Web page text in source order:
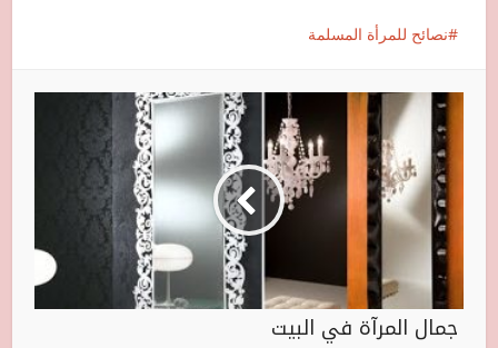
نصائح للمرأة المسلمة
جمال المرآة في البيت